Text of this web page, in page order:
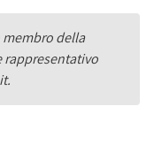
della
rappresentativo